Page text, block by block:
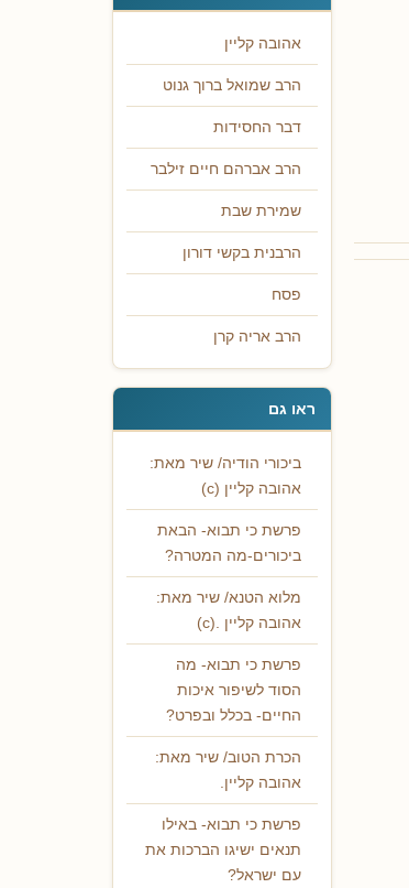
אהובה קליין
הרב שמואל ברוך גנוט
דבר החסידות
הרב אברהם חיים זילבר
שמירת שבת
הרבנית בקשי דורון
פסח
הרב אריה קרן
ראו גם
ביכורי הודיה/ שיר מאת:
אהובה קליין (c)
פרשת כי תבוא- הבאת
ביכורים-מה המטרה?
מלוא הטנא/ שיר מאת:
אהובה קליין .(c)
פרשת כי תבוא- מה
הסוד לשיפור איכות
החיים- בכלל ובפרט?
הכרת הטוב/ שיר מאת:
אהובה קליין.
פרשת כי תבוא- באילו
תנאים ישיגו הברכות את
עם ישראל?